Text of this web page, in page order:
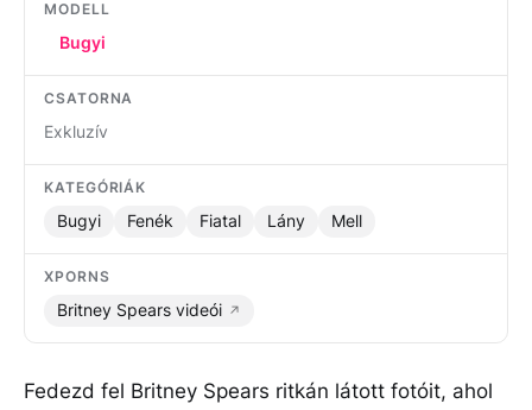
MODELL
Bugyi
CSATORNA
Exkluzív
KATEGÓRIÁK
Bugyi Fenék Fiatal Lány Mell
XPORNS
Britney Spears videói
Fedezd fel Britney Spears ritkán látott fotóit, ahol